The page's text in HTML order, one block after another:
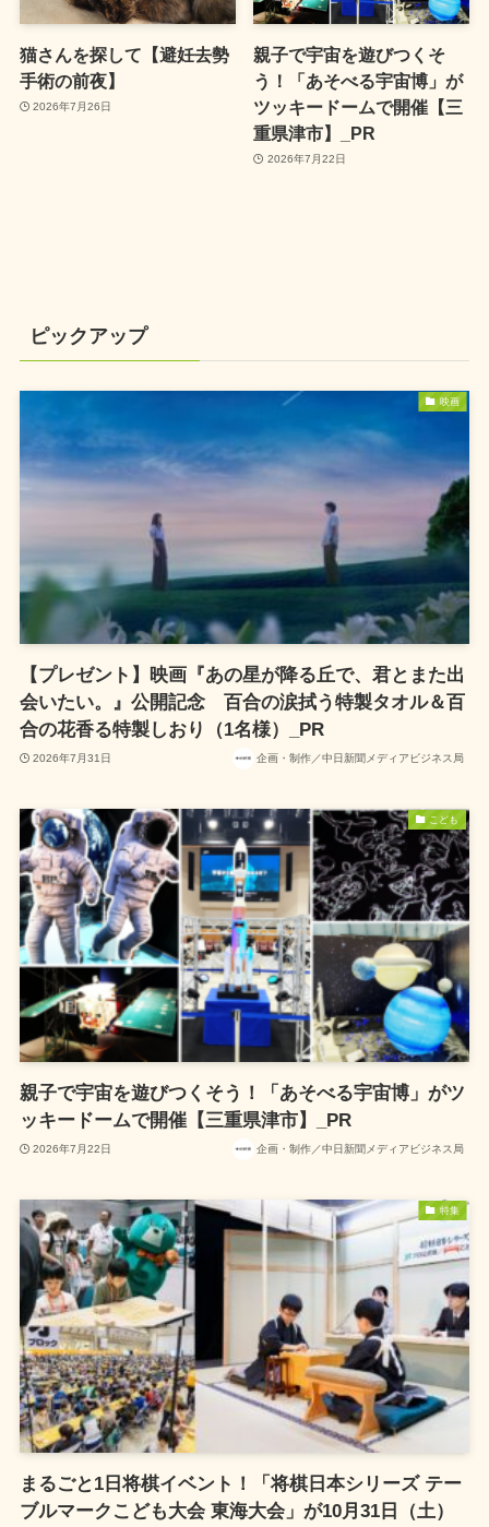
猫さんを探して【避妊去勢
手術の前夜】
2026年7月26日
親子で宇宙を遊びつくそ
う！「あそべる宇宙博」が
ツッキードームで開催【三
重県津市】_PR
2026年7月22日
ピックアップ
映画
【プレゼント】映画『あの星が降る丘で、君とまた出
会いたい。』公開記念 百合の涙拭う特製タオル＆百
合の花香る特製しおり（1名様）_PR
2026年7月31日 企画・制作／中日新聞メディアビジネス局
こども
親子で宇宙を遊びつくそう！「あそべる宇宙博」がツ
ッキードームで開催【三重県津市】_PR
2026年7月22日 企画・制作／中日新聞メディアビジネス局
特集
まるごと1日将棋イベント！「将棋日本シリーズ テー
ブルマークこども大会 東海大会」が10月31日（土）